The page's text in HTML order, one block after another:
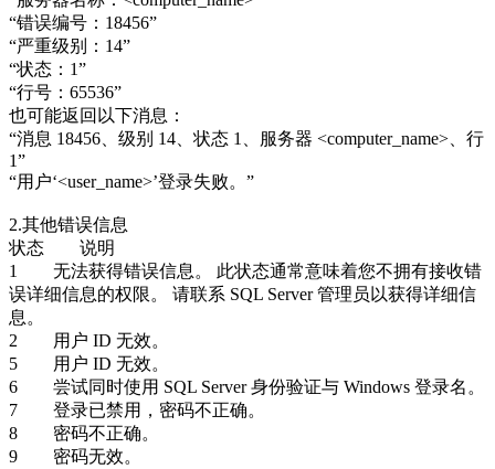
“错误编号：18456”
“严重级别：14”
“状态：1”
“行号：65536”
也可能返回以下消息：
“消息 18456、级别 14、状态 1、服务器 <computer_name>、行
1”
“用户‘<user_name>’登录失败。”
2.其他错误信息
状态 说明
1 无法获得错误信息。 此状态通常意味着您不拥有接收错
误详细信息的权限。 请联系 SQL Server 管理员以获得详细信
息。
2 用户 ID 无效。
5 用户 ID 无效。
6 尝试同时使用 SQL Server 身份验证与 Windows 登录名。
7 登录已禁用，密码不正确。
8 密码不正确。
9 密码无效。